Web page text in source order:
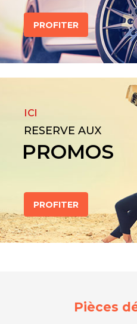
PROFITER
ICI
RESERVE AUX
PROMOS
PROFITER
Pièces